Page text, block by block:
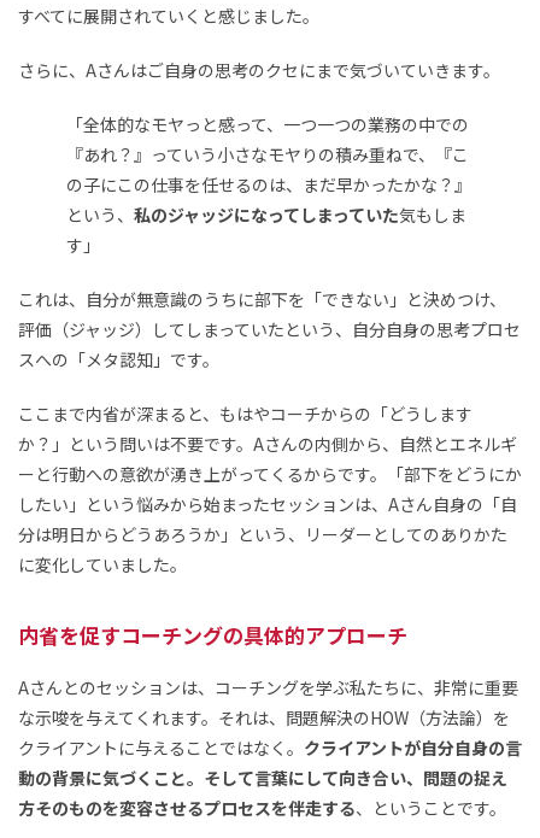
すべてに展開されていくと感じました。
さらに、Aさんはご自身の思考のクセにまで気づいていきます。
「全体的なモヤっと感って、一つ一つの業務の中での
『あれ？』っていう小さなモヤりの積み重ねで、『こ
の子にこの仕事を任せるのは、まだ早かったかな？』
という、 私のジャッジになってしまっていた気もしま
す」
これは、自分が無意識のうちに部下を「できない」と決めつけ、
評価（ジャッジ）してしまっていたという、自分自身の思考プロセ
スへの「メタ認知」です。
ここまで内省が深まると、もはやコーチからの「どうします
か？」という問いは不要です。Aさんの内側から、自然とエネルギ
ーと行動への意欲が湧き上がってくるからです。「部下をどうにか
したい」という悩みから始まったセッションは、Aさん自身の「自
分は明日からどうあろうか」という、リーダーとしてのありかた
に変化していました。
内省を促すコーチングの具体的アプローチ
Aさんとのセッションは、コーチングを学ぶ私たちに、非常に重要
な示唆を与えてくれます。それは、問題解決のHOW（方法論）を
クライアントに与えることではなく。 クライアントが自分自身の言
動の背景に気づくこと。そして言葉にして向き合い、問題の捉え
方そのものを変容させるプロセスを伴走する、ということです。